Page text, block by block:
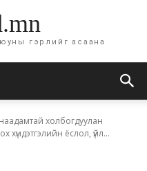
гэрлийг асаана
холбогдуулан
ёслол, үйл...